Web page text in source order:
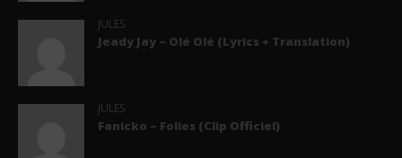
JULES
Jeady Jay – Olé Olé (Lyrics + Translation)
JULES
Fanicko – Folies (Clip Officiel)